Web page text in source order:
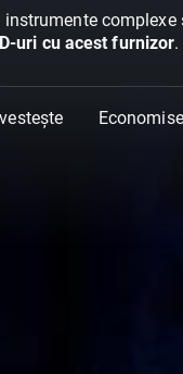
instrumente
uri cu acest furnizor